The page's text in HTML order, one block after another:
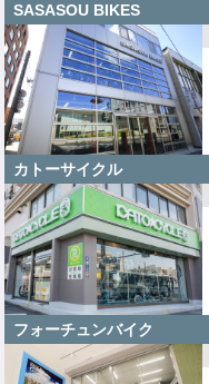
SASASOU BIKES
カトーサイクル
フォーチュンバイク